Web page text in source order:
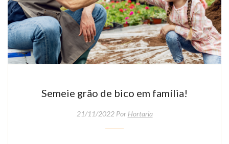
Semeie grão de bico em família!
21/11/2022 Por Hortaria